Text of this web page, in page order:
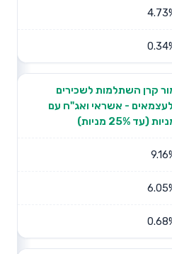
קרן השתלמות לשכירים
- אשראי ואג"ח עם
(עד 25% מניות)